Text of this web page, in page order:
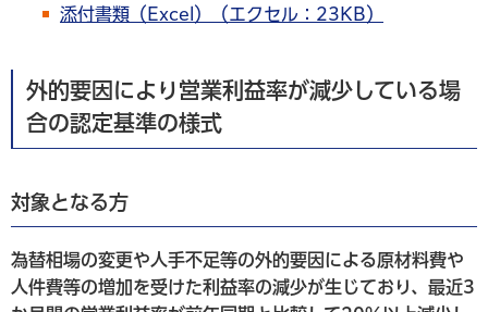
添付書類（Excel）（エクセル：23KB）
外的要因により営業利益率が減少している場
合の認定基準の様式
対象となる方
為替相場の変更や人手不足等の外的要因による原材料費や
人件費等の増加を受けた利益率の減少が生じており、最近3